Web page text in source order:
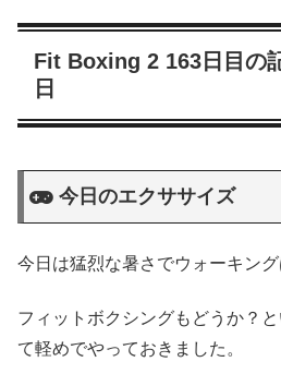
Fit Boxing 2 163日目の
日
今日のエクササイズ
今日は猛烈な暑さでウォーキング
フィットボクシングもどうか？
て軽めでやっておきました。